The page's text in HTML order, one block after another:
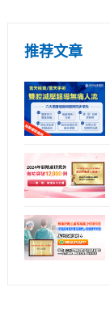
推荐文章